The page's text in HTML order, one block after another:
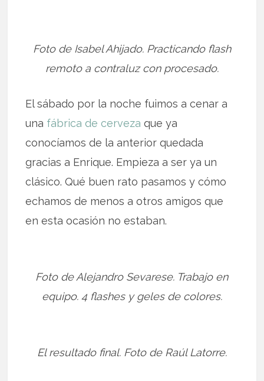
Foto de Isabel Ahijado. Practicando flash
remoto a contraluz con procesado.
El sábado por la noche fuimos a cenar a
una fábrica de cerveza que ya
conocíamos de la anterior quedada
gracias a Enrique. Empieza a ser ya un
clásico. Qué buen rato pasamos y cómo
echamos de menos a otros amigos que
en esta ocasión no estaban.
Foto de Alejandro Sevarese. Trabajo en
equipo. 4 flashes y geles de colores.
El resultado final. Foto de Raúl Latorre.